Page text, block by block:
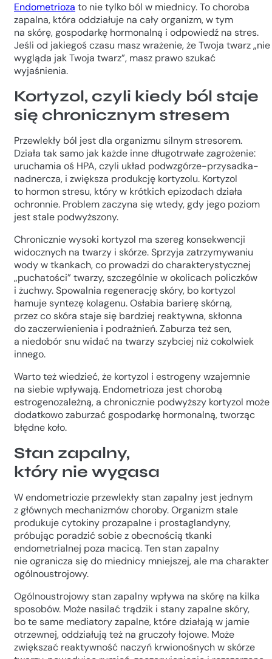
Endometrioza to nie tylko ból w miednicy. To choroba
zapalna, która oddziałuje na cały organizm, w tym
na skórę, gospodarkę hormonalną i odpowiedź na stres.
Jeśli od jakiegoś czasu masz wrażenie, że Twoja twarz „nie
wygląda jak Twoja twarz”, masz prawo szukać
wyjaśnienia.
Kortyzol, czyli kiedy ból staje
się chronicznym stresem
Przewlekły ból jest dla organizmu silnym stresorem.
Działa tak samo jak każde inne długotrwałe zagrożenie:
uruchamia oś HPA, czyli układ podwzgórze-przysadka-
nadnercza, i zwiększa produkcję kortyzolu. Kortyzol
to hormon stresu, który w krótkich epizodach działa
ochronnie. Problem zaczyna się wtedy, gdy jego poziom
jest stale podwyższony.
Chronicznie wysoki kortyzol ma szereg konsekwencji
widocznych na twarzy i skórze. Sprzyja zatrzymywaniu
wody w tkankach, co prowadzi do charakterystycznej
„puchatości” twarzy, szczególnie w okolicach policzków
i żuchwy. Spowalnia regenerację skóry, bo kortyzol
hamuje syntezę kolagenu. Osłabia barierę skórną,
przez co skóra staje się bardziej reaktywna, skłonna
do zaczerwienienia i podrażnień. Zaburza też sen,
a niedobór snu widać na twarzy szybciej niż cokolwiek
innego.
Warto też wiedzieć, że kortyzol i estrogeny wzajemnie
na siebie wpływają. Endometrioza jest chorobą
estrogenozależną, a chronicznie podwyższy kortyzol może
dodatkowo zaburzać gospodarkę hormonalną, tworząc
błędne koło.
Stan zapalny,
który nie wygasa
W endometriozie przewlekły stan zapalny jest jednym
z głównych mechanizmów choroby. Organizm stale
produkuje cytokiny prozapalne i prostaglandyny,
próbując poradzić sobie z obecnością tkanki
endometrialnej poza macicą. Ten stan zapalny
nie ogranicza się do miednicy mniejszej, ale ma charakter
ogólnoustrojowy.
Ogólnoustrojowy stan zapalny wpływa na skórę na kilka
sposobów. Może nasilać trądzik i stany zapalne skóry,
bo te same mediatory zapalne, które działają w jamie
otrzewnej, oddziałują też na gruczoły łojowe. Może
zwiększać reaktywność naczyń krwionośnych w skórze